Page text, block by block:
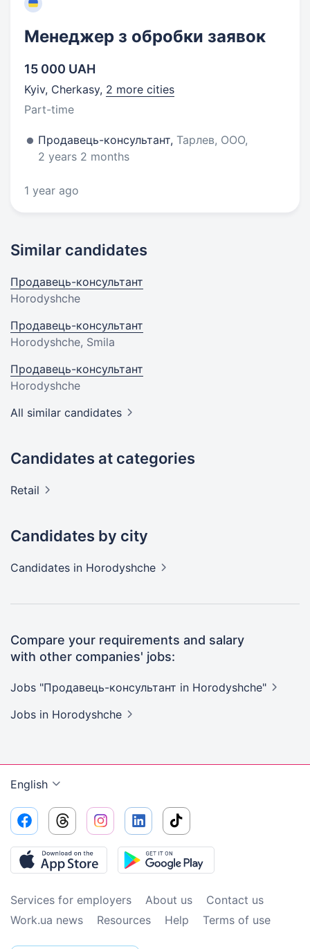
Менеджер з обробки заявок
15 000 UAH
Kyiv, Cherkasy, 2 more cities
Part-time
Продавець-консультант, Тарлев, ООО,
2 years 2 months
1 year ago
Similar candidates
Продавець-консультант
Horodyshche
Продавець-консультант
Horodyshche, Smila
Продавець-консультант
Horodyshche
All similar candidates
Candidates at categories
Retail
Candidates by city
Candidates in Horodyshche
Compare your requirements and salary
with other companies' jobs:
Jobs "Продавець-консультант in Horodyshche"
Jobs in Horodyshche
English
Services for employers About us
Contact us
Work.ua news
Resources Help Terms of use